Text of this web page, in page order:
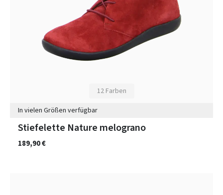
12 Farben
In vielen Größen verfügbar
Stiefelette Nature melograno
189,90 €